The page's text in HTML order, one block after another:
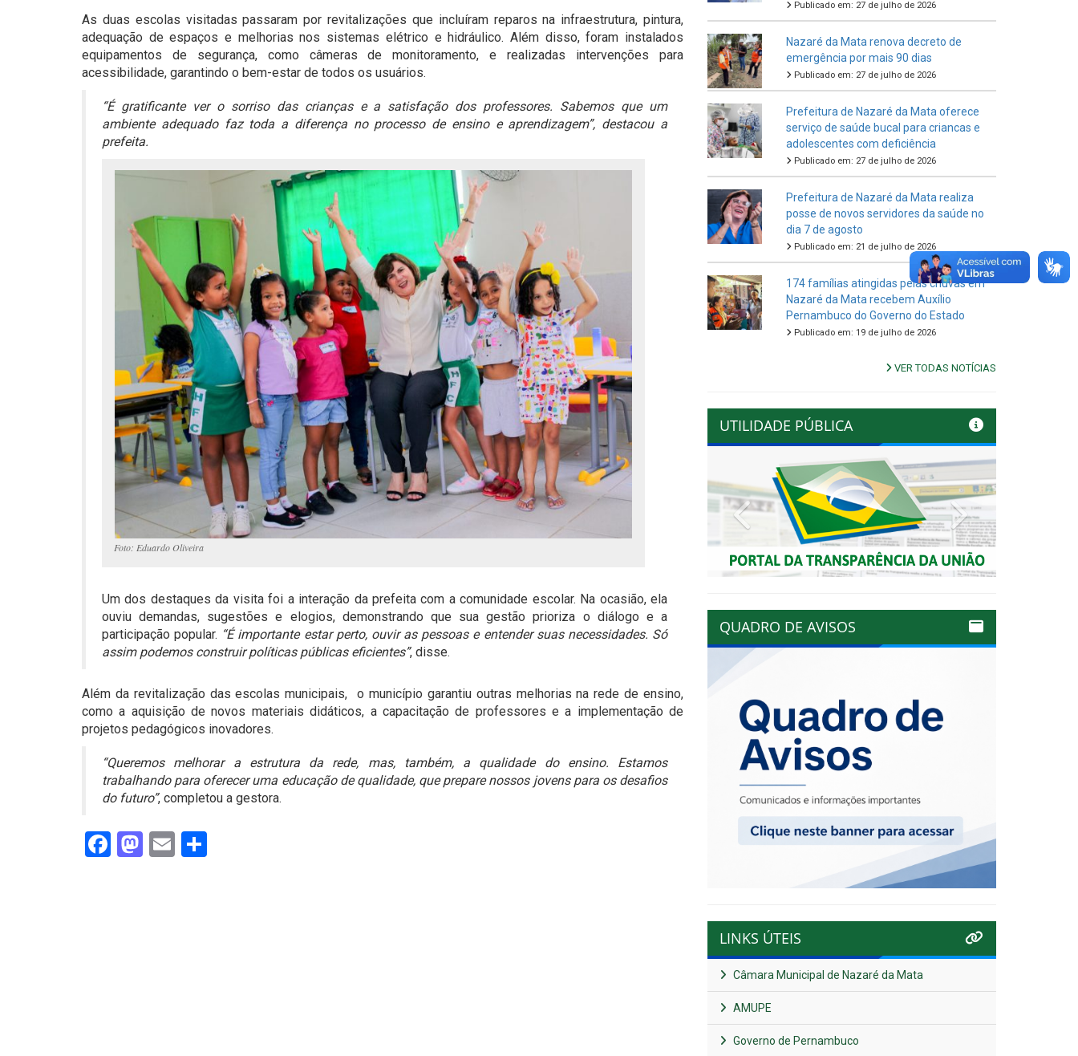
As duas escolas visitadas passaram por revitalizações que incluíram reparos na infraestrutura, pintura,
adequação de espaços e melhorias nos sistemas elétrico e hidráulico. Além disso, foram instalados
equipamentos de segurança, como câmeras de monitoramento, e realizadas intervenções para
acessibilidade, garantindo o bem-estar de todos os usuários.
“É gratificante ver o sorriso das crianças e a satisfação dos professores. Sabemos que um
ambiente adequado faz toda a diferença no processo de ensino e aprendizagem”, destacou a
prefeita.
Foto: Eduardo Oliveira
Um dos destaques da visita foi a interação da prefeita com a comunidade escolar. Na ocasião, ela
ouviu demandas, sugestões e elogios, demonstrando que sua gestão prioriza o diálogo e a
participação popular. “É importante estar perto, ouvir as pessoas e entender suas necessidades. Só
assim podemos construir políticas públicas eficientes”, disse.
Além da revitalização das escolas municipais, o município garantiu outras melhorias na rede de ensino,
como a aquisição de novos materiais didáticos, a capacitação de professores e a implementação de
projetos pedagógicos inovadores.
“Queremos melhorar a estrutura da rede, mas, também, a qualidade do ensino. Estamos
trabalhando para oferecer uma educação de qualidade, que prepare nossos jovens para os desafios
do futuro”, completou a gestora.
Facebook
Mastodon
Email
Publicado em: 27 de julho de 2026
Nazaré da Mata renova decreto de
emergência por mais 90 dias
Publicado em: 27 de julho de 2026
Prefeitura de Nazaré da Mata oferece
serviço de saúde bucal para criancas e
adolescentes com deficiência
Publicado em: 27 de julho de 2026
Prefeitura de Nazaré da Mata realiza
posse de novos servidores da saúde no
dia 7 de agosto
Publicado em: 21 de julho de 2026
174 famílias atingidas pelas chuvas em
Nazaré da Mata recebem Auxílio
Pernambuco do Governo do Estado
Publicado em: 19 de julho de 2026
VER TODAS NOTÍCIAS
UTILIDADE PÚBLICA
Previous Next
QUADRO DE AVISOS
LINKS ÚTEIS
Câmara Municipal de Nazaré da Mata
AMUPE
Governo de Pernambuco